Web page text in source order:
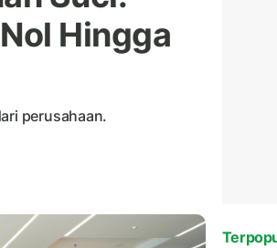
Hingga
perusahaan.